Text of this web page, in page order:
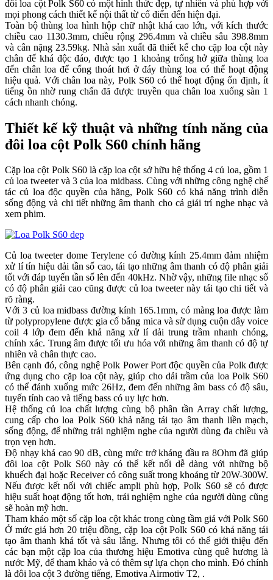
đôi loa cột Polk S60 có một hình thức đẹp, tự nhiên và phù hợp với
mọi phong cách thiết kế nội thất từ cổ điển đến hiện đại.
Toàn bộ thùng loa hình hộp chữ nhật khá cao lớn, với kích thước
chiều cao 1130.3mm, chiều rộng 296.4mm và chiều sâu 398.8mm
và cân nặng 23.59kg. Nhà sản xuất đã thiết kế cho cặp loa cột này
chân đế khá độc đáo, được tạo 1 khoảng trống hở giữa thùng loa
đến chân loa để cổng thoát hơi ở đáy thùng loa có thể hoạt động
hiệu quả. Với chân loa này, Polk S60 có thể hoạt động ổn định, ít
tiếng ồn nhờ rung chấn đã được truyền qua chân loa xuống sàn 1
cách nhanh chóng.
Thiết kế kỹ thuật và những tính năng của
đôi loa cột Polk S60 chính hãng
Cặp loa cột Polk S60 là cặp loa cột sở hữu hệ thống 4 củ loa, gồm 1
củ loa tweeter và 3 của loa midbass. Cùng với những công nghệ chế
tác củ loa độc quyền của hãng, Polk S60 có khả năng trình diễn
sống động và chi tiết những âm thanh cho cả giải trí nghe nhạc và
xem phim.
Củ loa tweeter dome Terylene có đường kính 25.4mm đảm nhiệm
xử lí tín hiệu dải tần số cao, tái tạo những âm thanh có độ phân giải
tốt với đáp tuyến tần số lên đến 40kHz. Nhờ vậy, những file nhạc số
có độ phân giải cao cũng được củ loa tweeter này tái tạo chi tiết và
rõ ràng.
Với 3 củ loa midbass đường kính 165.1mm, có màng loa được làm
từ polypropylene được gia cố bằng mica và sử dụng cuộn dây voice
coil 4 lớp đem đến khả năng xử lí dải trung trầm nhanh chóng,
chính xác. Trung âm được tối ưu hóa với những âm thanh có độ tự
nhiên và chân thực cao.
Bên cạnh đó, công nghệ Polk Power Port độc quyền của Polk được
ứng dụng cho cặp loa cột này, giúp cho dải trầm của loa Polk S60
có thể đánh xuống mức 26Hz, đem đến những âm bass có độ sâu,
tuyến tính cao và tiếng bass có uy lực hơn.
Hệ thống củ loa chất lượng cùng bộ phân tần Array chất lượng,
cung cấp cho loa Polk S60 khả năng tái tạo âm thanh liền mạch,
sống động, để những trải nghiệm nghe của người dùng đa chiều và
trọn vẹn hơn.
Độ nhạy khá cao 90 dB, cùng mức trở kháng đầu ra 8Ohm đã giúp
đôi loa cột Polk S60 này có thể kết nối dễ dàng với những bộ
khuếch đại hoặc Receiver có công suất trong khoảng từ 20W-300W.
Nếu được kết nối với chiếc ampli phù hợp, Polk S60 sẽ có được
hiệu suất hoạt động tốt hơn, trải nghiệm nghe của người dùng cũng
sẽ hoàn mỹ hơn.
Tham khảo một số cặp loa cột khác trong cùng tầm giá với Polk S60
Ở mức giá hơn 20 triệu đồng, cặp loa cột Polk S60 có khả năng tái
tạo âm thanh khá tốt và sâu lắng. Nhưng tôi có thể giới thiệu đến
các bạn một cặp loa của thương hiệu Emotiva cùng quê hương là
nước Mỹ, để tham khảo và có thêm sự lựa chọn cho mình. Đó chính
là đôi loa cột 3 đường tiếng, Emotiva Airmotiv T2, .